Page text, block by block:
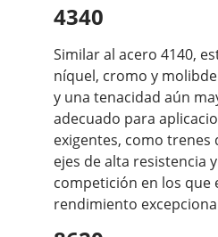
4340
Similar al acero 4140,
níquel, cromo y
y una tenacidad aún
adecuado para
exigentes, como trenes
ejes de alta resistencia
competición en los que
rendimiento